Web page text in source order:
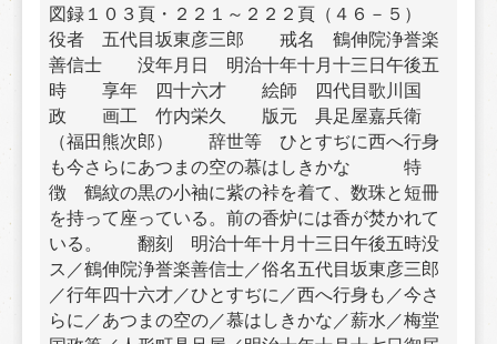
図録１０３頁・２２１～２２２頁（４６－５）
役者　五代目坂東彦三郎　　戒名　鶴伸院浄誉楽
善信士　　没年月日　明治十年十月十三日午後五
時　　享年　四十六才　　絵師　四代目歌川国
政　　画工　竹内栄久　　版元　具足屋嘉兵衛
（福田熊次郎）　　辞世等　ひとすぢに西へ行身
も今さらにあつまの空の慕はしきかな　　　特
徴　鶴紋の黒の小袖に紫の裃を着て、数珠と短冊
を持って座っている。前の香炉には香が焚かれて
いる。　　翻刻　明治十年十月十三日午後五時没
ス／鶴伸院浄誉楽善信士／俗名五代目坂東彦三郎
／行年四十六才／ひとすぢに／西へ行身も／今さ
らに／あつまの空の／慕はしきかな／薪水／梅堂